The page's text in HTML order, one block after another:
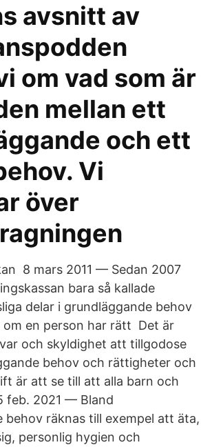
avsnitt av
om vad som är
mellan ett
och ett
Vi
över
8 mars 2011 — Sedan 2007
bara så kallade
delar i grundläggande behov
om en person har rätt Det är
och skyldighet att tillgodose
behov och rättigheter och
är att se till att alla barn och
feb. 2021 — Bland
behov räknas till exempel att äta,
personlig hygien och